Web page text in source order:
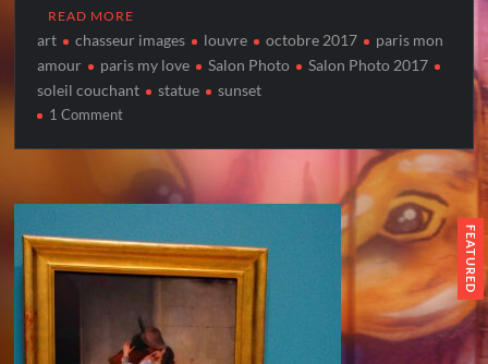
READ MORE
art chasseur images louvre octobre 2017
paris mon
amour
paris my love Salon Photo
Salon Photo 2017
soleil couchant
statue sunset
1 Commenton
D’IMAGES
–
Octobre
FEATURED